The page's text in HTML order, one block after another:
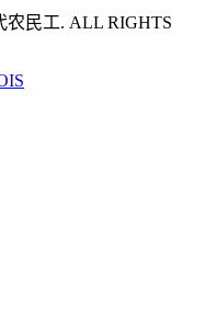
农民工. ALL RIGHTS